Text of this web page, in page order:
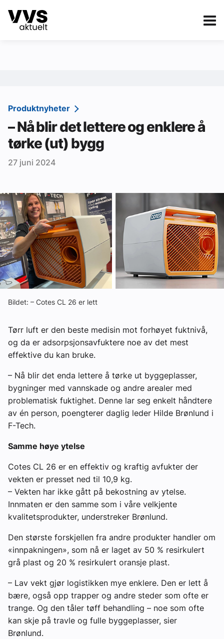
Kategorier
Sanitær
Ventilasjon
Varme og energi
Byggautomasjon
Aktuelle prosjekter
Om VVS Aktuelt
Kontakt oss:
Abonner på fagbladet Byggfakta Nyheter
Annonsere i VVS Aktuelt
Tips oss
eBlad
Produktnyheter
– Nå blir det lettere og enklere å
tørke (ut) bygg
27 juni 2024
Bildet: – Cotes CL 26 er lett
Tørr luft er den beste medisin mot forhøyet fuktnivå,
og da er adsorpsjonsavfuktere noe av det mest
effektive du kan bruke.
– Nå blir det enda lettere å tørke ut byggeplasser,
bygninger med vannskade og andre arealer med
problematisk fuktighet. Denne lar seg enkelt håndtere
av én person, poengterer daglig leder Hilde Brønlund i
F-Tech.
Samme høye ytelse
Cotes CL 26 er en effektiv og kraftig avfukter der
vekten er presset ned til 10,9 kg.
– Vekten har ikke gått på bekostning av ytelse.
Innmaten er den samme som i våre velkjente
kvalitetsprodukter, understreker Brønlund.
Den største forskjellen fra andre produkter handler om
«innpakningen», som nå er laget av 50 % resirkulert
grå plast og 20 % resirkulert oransje plast.
– Lav vekt gjør logistikken mye enklere. Den er lett å
bære, også opp trapper og andre steder som ofte er
trange. Og den tåler tøff behandling – noe som ofte
kan skje på travle og fulle byggeplasser, sier
Brønlund.